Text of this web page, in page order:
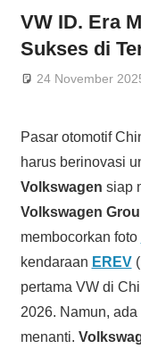
VW ID. Era
Sukses di
24 November
Pasar otomotif
harus berinovasi
Volkswagen siap
Volkswagen
membocorkan foto
kendaraan EREV
pertama VW di
2026. Namun,
menanti.